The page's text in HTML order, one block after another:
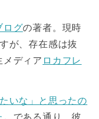
ログの著者。現時
が、存在感は抜
ディア ロカフレ
たいな」と思ったの